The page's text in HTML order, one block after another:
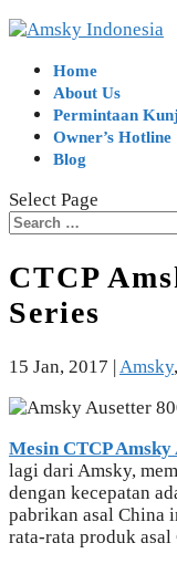
Home
About Us
Permintaan
Owner’s Hotline
Blog
Select Page
CTCP
Series
15 Jan, 2017 Amsky,
Mesin CTCP
lagi dari Amsky,
dengan kecepatan
pabrikan asal China
rata-rata produk